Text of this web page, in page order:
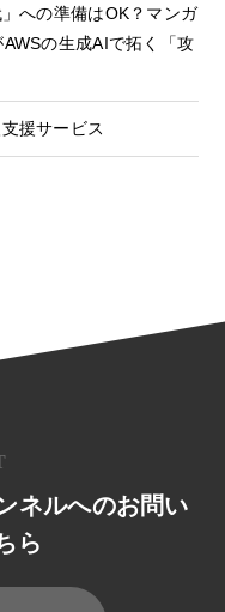
への準備はOK？マンガ
の生成AIで拓く「攻
援サービス
ネルへのお問い
ら